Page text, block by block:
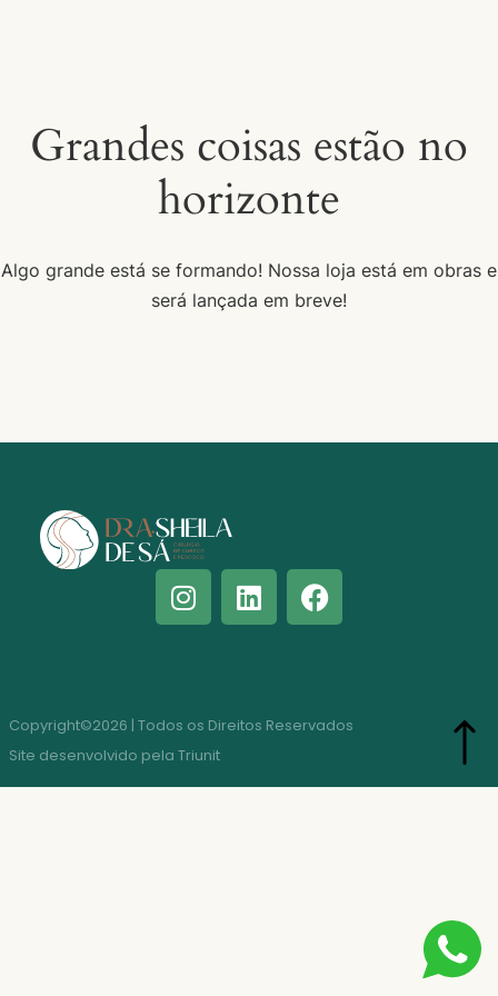
Grandes coisas estão no
horizonte
Algo grande está se formando! Nossa loja está em obras e
será lançada em breve!
Copyright©2026 | Todos os Direitos Reservados
Site desenvolvido pela Triunit